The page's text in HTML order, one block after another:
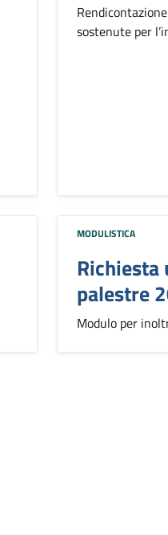
sostenute per
MODULISTICA
palestre
Modulo per